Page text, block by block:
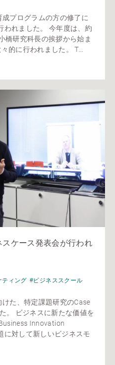
プログラムの方の修了に
われました。 今年度は、約
橋研究科長の挨拶から始ま
的に行われました。 T...
ケース発表会が行われ
ティング #ビジネススクール
た、特定課題研究のCase
。 ビジネスに新たな価値を
Innovation
に対して新しいビジネスモ